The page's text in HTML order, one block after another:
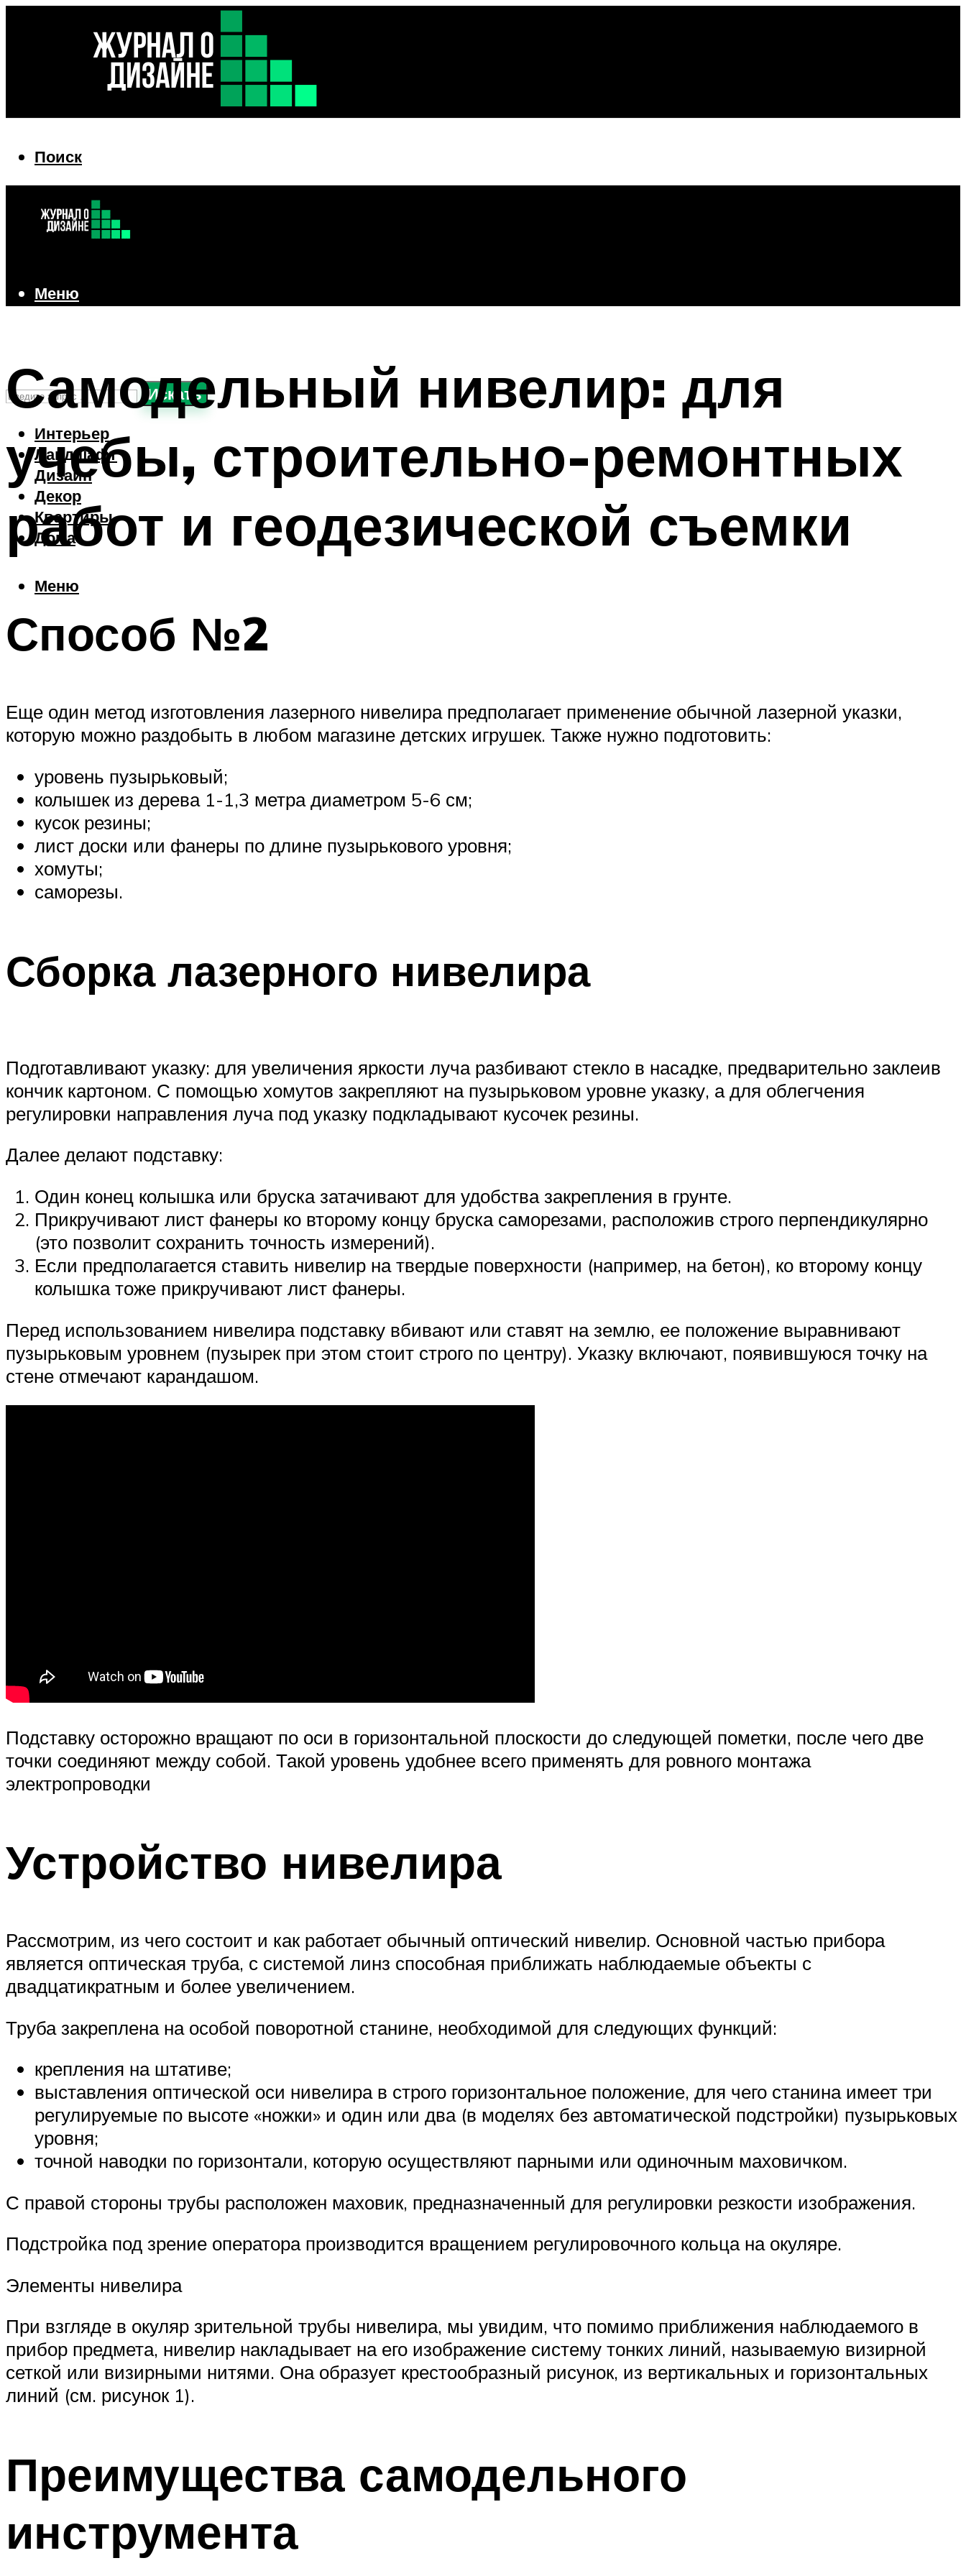
Поиск
Поиск
Искать
Интерьер
Ландшафт
Дизайн
Декор
Квартиры
Дома
Меню
Меню
Самодельный нивелир: для
учебы, строительно-ремонтных
работ и геодезической съемки
Способ №2
Еще один метод изготовления лазерного нивелира предполагает применение обычной лазерной указки,
которую можно раздобыть в любом магазине детских игрушек. Также нужно подготовить:
уровень пузырьковый;
колышек из дерева 1-1,3 метра диаметром 5-6 см;
кусок резины;
лист доски или фанеры по длине пузырькового уровня;
хомуты;
саморезы.
Сборка лазерного нивелира
Подготавливают указку: для увеличения яркости луча разбивают стекло в насадке, предварительно заклеив
кончик картоном. С помощью хомутов закрепляют на пузырьковом уровне указку, а для облегчения
регулировки направления луча под указку подкладывают кусочек резины.
Далее делают подставку:
Один конец колышка или бруска затачивают для удобства закрепления в грунте.
Прикручивают лист фанеры ко второму концу бруска саморезами, расположив строго перпендикулярно
(это позволит сохранить точность измерений).
Если предполагается ставить нивелир на твердые поверхности (например, на бетон), ко второму концу
колышка тоже прикручивают лист фанеры.
Перед использованием нивелира подставку вбивают или ставят на землю, ее положение выравнивают
пузырьковым уровнем (пузырек при этом стоит строго по центру). Указку включают, появившуюся точку на
стене отмечают карандашом.
Подставку осторожно вращают по оси в горизонтальной плоскости до следующей пометки, после чего две
точки соединяют между собой. Такой уровень удобнее всего применять для ровного монтажа
электропроводки
Устройство нивелира
Рассмотрим, из чего состоит и как работает обычный оптический нивелир. Основной частью прибора
является оптическая труба, с системой линз способная приближать наблюдаемые объекты с
двадцатикратным и более увеличением.
Труба закреплена на особой поворотной станине, необходимой для следующих функций:
крепления на штативе;
выставления оптической оси нивелира в строго горизонтальное положение, для чего станина имеет три
регулируемые по высоте «ножки» и один или два (в моделях без автоматической подстройки) пузырьковых
уровня;
точной наводки по горизонтали, которую осуществляют парными или одиночным маховичком.
С правой стороны трубы расположен маховик, предназначенный для регулировки резкости изображения.
Подстройка под зрение оператора производится вращением регулировочного кольца на окуляре.
Элементы нивелира
При взгляде в окуляр зрительной трубы нивелира, мы увидим, что помимо приближения наблюдаемого в
прибор предмета, нивелир накладывает на его изображение систему тонких линий, называемую визирной
сеткой или визирными нитями. Она образует крестообразный рисунок, из вертикальных и горизонтальных
линий (см. рисунок 1).
Преимущества самодельного
инструмента